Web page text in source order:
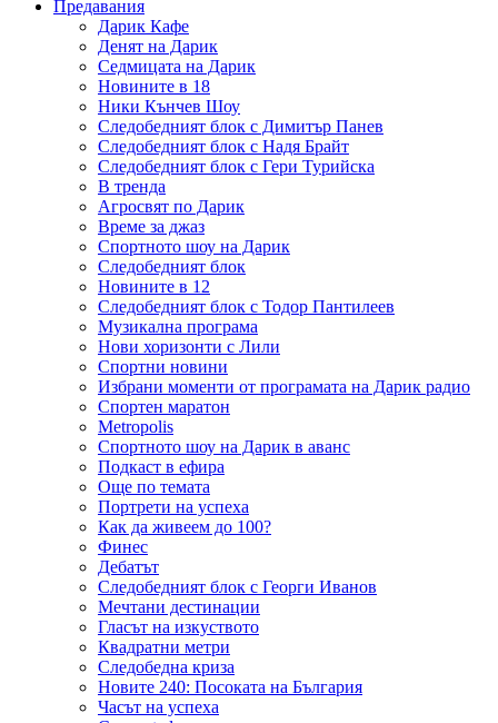
Предавания
Дарик Кафе
Денят на Дарик
Седмицата на Дарик
Новините в 18
Ники Кънчев Шоу
Следобедният блок с Димитър Панев
Следобедният блок с Надя Брайт
Следобедният блок с Гери Турийска
В тренда
Агросвят по Дарик
Време за джаз
Спортното шоу на Дарик
Следобедният блок
Новините в 12
Следобедният блок с Тодор Пантилеев
Музикална програма
Нови хоризонти с Лили
Спортни новини
Избрани моменти от програмата на Дарик радио
Спортен маратон
Metropolis
Спортното шоу на Дарик в аванс
Подкаст в ефира
Още по темата
Портрети на успеха
Как да живеем до 100?
Финес
Дебатът
Следобедният блок с Георги Иванов
Мечтани дестинации
Гласът на изкуството
Квадратни метри
Следобедна криза
Новите 240: Посоката на България
Часът на успеха